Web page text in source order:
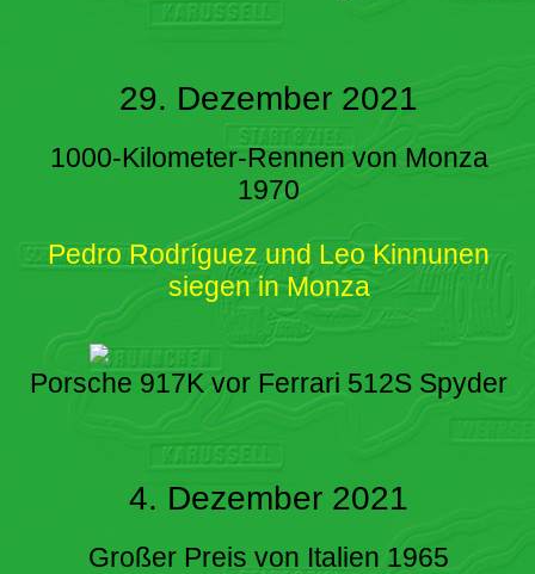
29. Dezember 2021
1000-Kilometer-Rennen von Monza
1970
Pedro Rodríguez und Leo Kinnunen
siegen in Monza
Porsche 917K vor Ferrari 512S Spyder
4. Dezember 2021
Großer Preis von Italien 1965